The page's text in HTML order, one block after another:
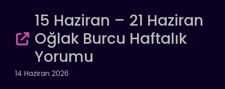
15 Haziran – 21 Haziran
Oğlak Burcu Haftalık
Yorumu
14 Haziran 2026